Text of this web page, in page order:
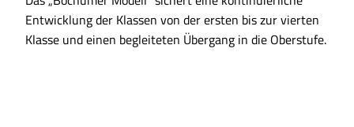
Entwicklung der Klassen von der ersten bis zur vierten
Klasse und einen begleiteten Übergang in die Oberstufe.